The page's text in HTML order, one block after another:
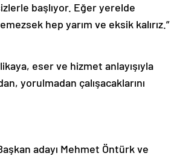
başlıyor. Eğer yerelde
hep yarım ve eksik kalırız.”
eser ve hizmet anlayışıyla
yorulmadan çalışacaklarını
adayı Mehmet Öntürk ve